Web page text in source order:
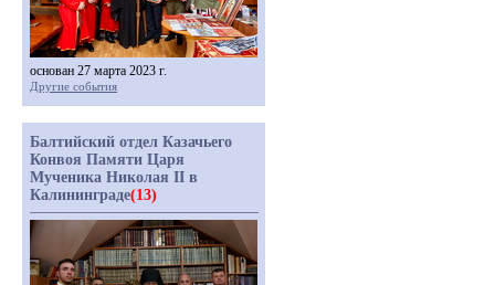
основан 27 марта 2023 г.
Другие события
Балтийский отдел Казачьего
Конвоя Памяти Царя
Мученика Николая II в
Калининграде(13)